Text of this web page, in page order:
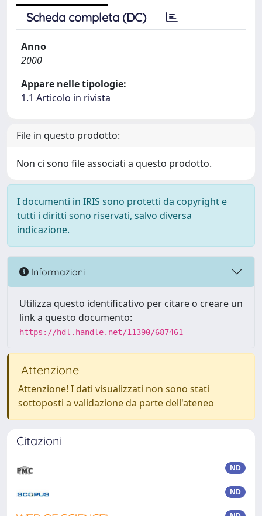
Scheda completa (DC)
Anno
2000
Appare nelle tipologie:
1.1 Articolo in rivista
File in questo prodotto:
Non ci sono file associati a questo prodotto.
I documenti in IRIS sono protetti da copyright e
tutti i diritti sono riservati, salvo diversa
indicazione.
Informazioni
Utilizza questo identificativo per citare o creare un
link a questo documento:
https://hdl.handle.net/11390/687461
Attenzione
Attenzione! I dati visualizzati non sono stati
sottoposti a validazione da parte dell'ateneo
Citazioni
ND
ND